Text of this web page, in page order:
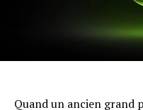
Quand un ancien grand